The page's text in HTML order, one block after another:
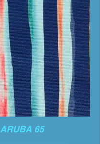
ARUBA 65